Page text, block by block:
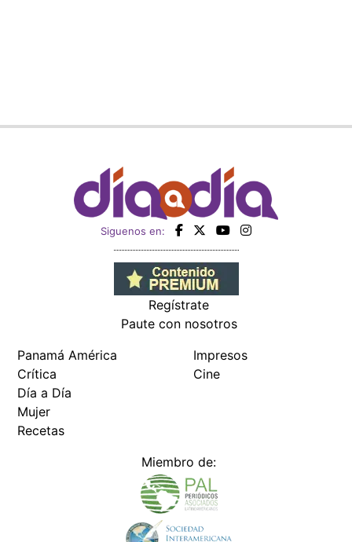
Siguenos en:
Regístrate
Paute con nosotros
Panamá América
Crítica
Día a Día
Mujer
Recetas
Impresos
Cine
Miembro de: